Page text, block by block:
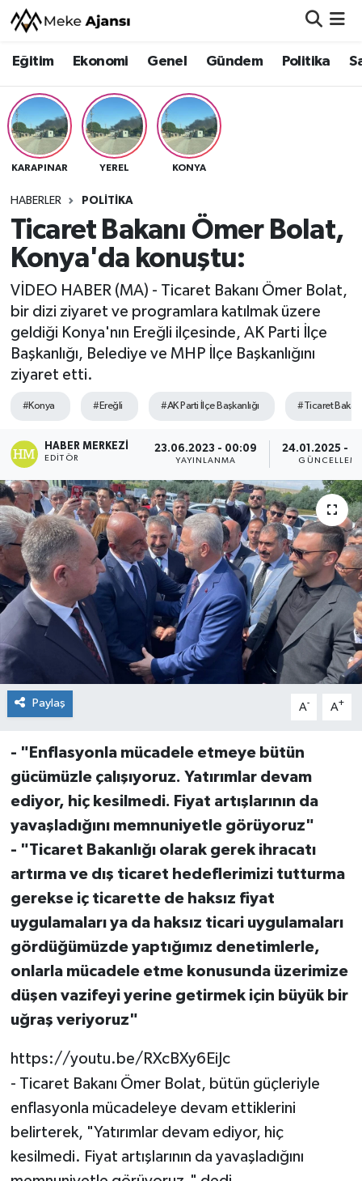
Eğitim Ekonomi Genel Gündem Politika
KARAPINAR YEREL KONYA
HABERLER POLITIKA
Ticaret Bakanı Ömer Bolat,
Konya'da konuştu:
VİDEO HABER (MA) - Ticaret Bakanı Ömer Bolat,
bir dizi ziyaret ve programlara katılmak üzere
geldiği Konya'nın Ereğli ilçesinde, AK Parti İlçe
Başkanlığı, Belediye ve MHP İlçe Başkanlığını
ziyaret etti.
#Konya #Ereğli #AK Parti İlçe Başkanlığı #Ticaret
HABER MERKEZI
EDITÖR
23.06.2023 - 00:09
YAYINLANMA
24.01.2025 -
Paylaş A- A+
- "Enflasyonla mücadele etmeye bütün
gücümüzle çalışıyoruz. Yatırımlar devam
ediyor, hiç kesilmedi. Fiyat artışlarının da
yavaşladığını memnuniyetle görüyoruz"
- "Ticaret Bakanlığı olarak gerek ihracatı
artırma ve dış ticaret hedeflerimizi tutturma
gerekse iç ticarette de haksız fiyat
uygulamaları ya da haksız ticari uygulamaları
gördüğümüzde yaptığımız denetimlerle,
onlarla mücadele etme konusunda üzerimize
düşen vazifeyi yerine getirmek için büyük bir
uğraş veriyoruz"
https://youtu.be/RXcBXy6EiJc
- Ticaret Bakanı Ömer Bolat, bütün güçleriyle
enflasyonla mücadeleye devam ettiklerini
belirterek, "Yatırımlar devam ediyor, hiç
kesilmedi. Fiyat artışlarının da yavaşladığını
Eğitim
Ekonomi
Genel
Politika
Sağlık
Siyaset
Spor
Nöbetçi Eczaneler
Hava Durumu
Namaz Vakitleri
Süper Lig Puan Durumu ve Fikstür
Tüm Manşetler
Son Dakika Haberleri
Haber Arşivi